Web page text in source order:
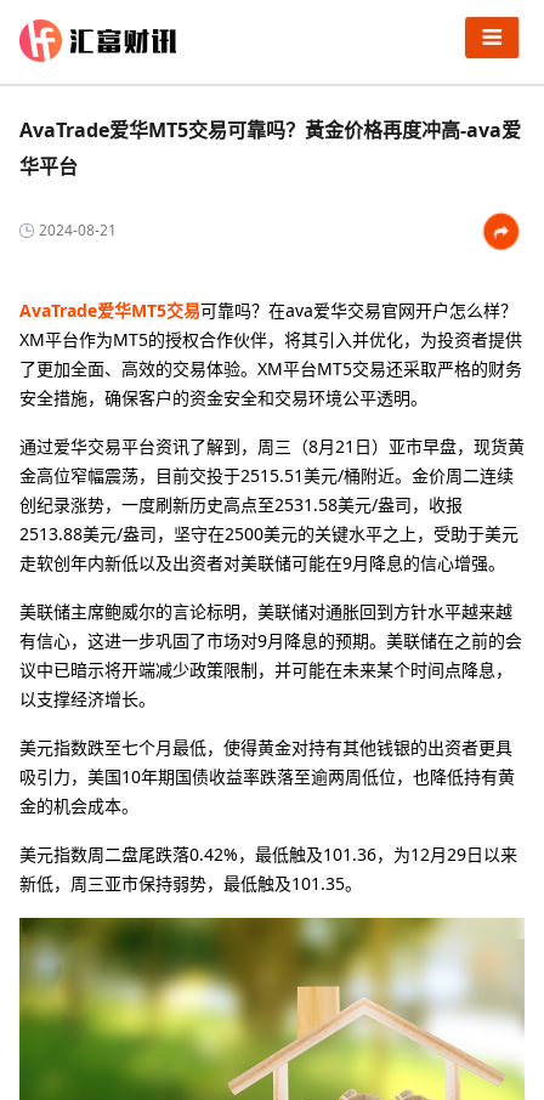
AvaTrade爱华MT5交易可靠吗？黃金价格再度冲高-ava爱
华平台
2024-08-21
AvaTrade爱华MT5交易可靠吗？在ava爱华交易官网开户怎么样？
XM平台作为MT5的授权合作伙伴，将其引入并优化，为投资者提供
了更加全面、高效的交易体验。XM平台MT5交易还采取严格的财务
安全措施，确保客户的资金安全和交易环境公平透明。
通过爱华交易平台资讯了解到，周三（8月21日）亚市早盘，现货黄
金高位窄幅震荡，目前交投于2515.51美元/桶附近。金价周二连续
创纪录涨势，一度刷新历史高点至2531.58美元/盎司，收报
2513.88美元/盎司，坚守在2500美元的关键水平之上，受助于美元
走软创年内新低以及出资者对美联储可能在9月降息的信心增强。
美联储主席鲍威尔的言论标明，美联储对通胀回到方针水平越来越
有信心，这进一步巩固了市场对9月降息的预期。美联储在之前的会
议中已暗示将开端减少政策限制，并可能在未来某个时间点降息，
以支撑经济增长。
美元指数跌至七个月最低，使得黄金对持有其他钱银的出资者更具
吸引力，美国10年期国债收益率跌落至逾两周低位，也降低持有黄
金的机会成本。
美元指数周二盘尾跌落0.42%，最低触及101.36，为12月29日以来
新低，周三亚市保持弱势，最低触及101.35。